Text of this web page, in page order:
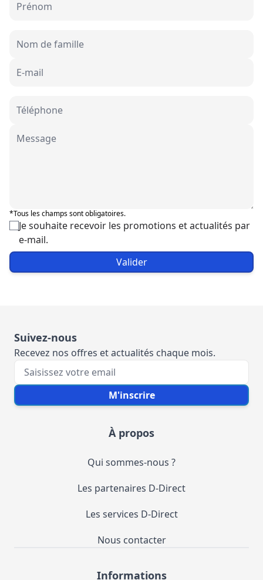
*Tous les champs sont obligatoires.
Je souhaite recevoir les promotions et actualités par
e-mail.
Valider
Suivez-nous
Recevez nos offres et actualités chaque mois.
Votre e-mail M'inscrire
À propos
Qui sommes-nous ?
Les partenaires D-Direct
Les services D-Direct
Nous contacter
Informations